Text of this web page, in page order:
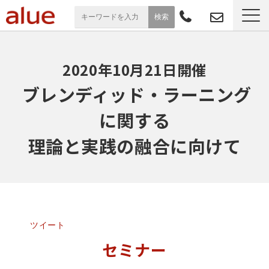
お役立ち情報
セミナー
2020年10月21日開催
に関する
理論と実践の融合に向けて
ツイート
セミナー